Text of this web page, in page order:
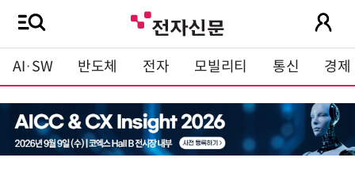
AI·SW 반도체 전자 모빌리티 통신 경제